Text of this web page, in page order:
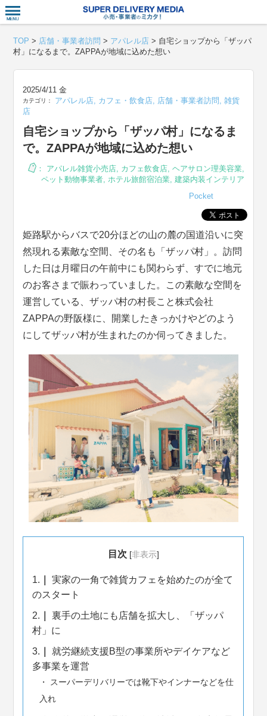
TOP > 店舗・事業者訪問 > アパレル店 > 自宅ショップから「ザッパ
村」になるまで。ZAPPAが地域に込めた想い
2025/4/11 金
カテゴリ： アパレル店, カフェ・飲食店, 店舗・事業者訪問 ,雑貨
店
自宅ショップから「ザッパ村」になるま
で。ZAPPAが地域に込めた想い
： アパレル雑貨小売店, カフェ飲食店, ヘアサロン理美容業,
ペット動物事業者, ホテル旅館宿泊業, 建築内装インテリア
Pocket
姫路駅からバスで20分ほどの山の麓の国道沿いに突
然現れる素敵な空間、その名も「ザッパ村」。訪問
した日は月曜日の午前中にも関わらず、すでに地元
のお客さまで賑わっていました。この素敵な空間を
運営している、ザッパ村の村長こと株式会社
ZAPPAの野阪様に、開業したきっかけやどのよう
にしてザッパ村が生まれたのか伺ってきました。
目次 [非表示]
1.
実家の一角で雑貨カフェを始めたのが全て
のスタート
2.
裏手の土地にも店舗を拡大し、「ザッパ
村」に
3.
就労継続支援B型の事業所やデイケアなど
多事業を運営
スーパーデリバリーでは靴下やインナーなどを仕
入れ